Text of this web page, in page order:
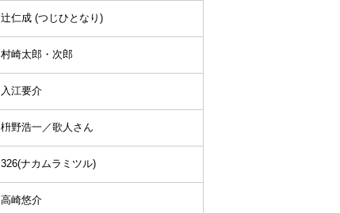
辻仁成 (つじひとなり)
村崎太郎・次郎
入江要介
枡野浩一／歌人さん
326(ナカムラミツル)
高崎悠介